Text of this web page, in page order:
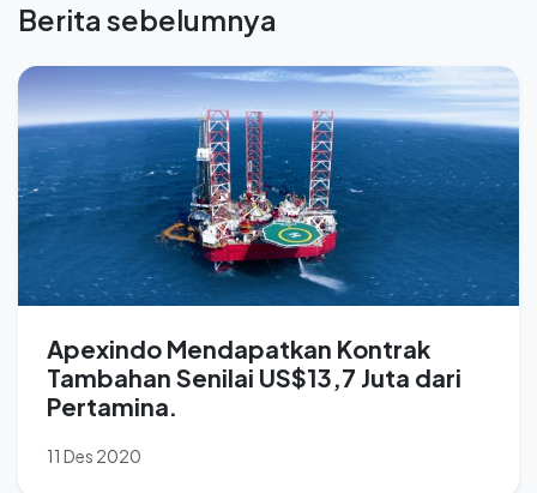
Berita sebelumnya
Apexindo Mendapatkan Kontrak
Tambahan Senilai US$13,7 Juta dari
Pertamina.
11 Des 2020